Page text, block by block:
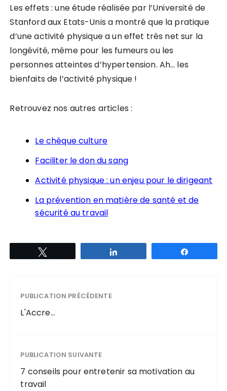
Les effets : une étude réalisée par l’Université de
Stanford aux Etats-Unis a montré que la pratique
d’une activité physique a un effet très net sur la
longévité, même pour les fumeurs ou les
personnes atteintes d’hypertension. Ah… les
bienfaits de l’activité physique !
Retrouvez nos autres articles :
Le chèque culture
Faciliter le don du sang
Activité physique : un enjeu pour le dirigeant
La prévention en matière de santé et de
sécurité au travail
PUBLICATION PRÉCÉDENTE
L'Accre...
PUBLICATION SUIVANTE
7 conseils pour entretenir sa motivation au
travail